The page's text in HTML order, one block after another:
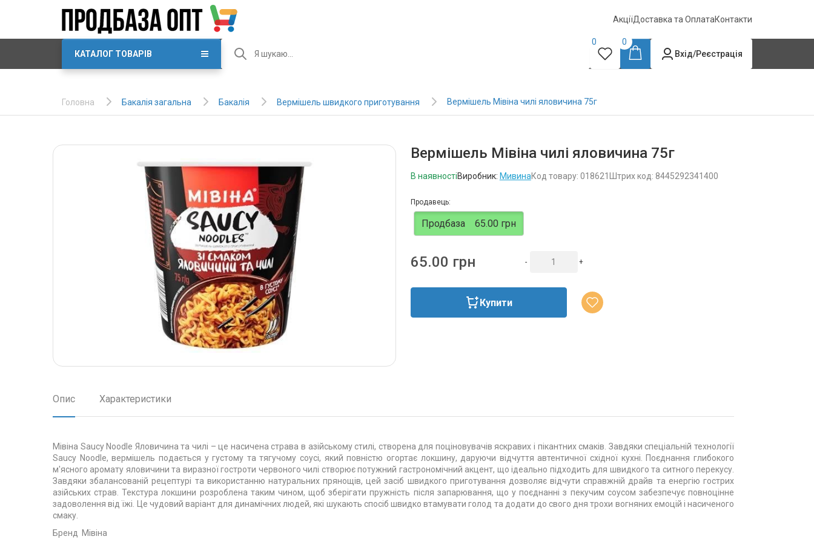
АкціїДоставка та ОплатаКонтакти
КАТАЛОГ ТОВАРІВ
0
0
Вхід/Реєстрація
Головна Бакалія загальна Бакалія Вермішель швидкого приготування Вермішель Мівіна чилі яловичина 75г
Вермішель Мівіна чилі яловичина 75г
В наявностіВиробник: МивинаКод товару: 018621 Штрих код: 8445292341400
Продавець:
Продбаза 65.00 грн
65.00 грн - +
Купити
Опис Характеристики
Мівіна Saucy Noodle Яловичина та чилі – це насичена страва в азійському стилі, створена для поціновувачів яскравих і пікантних смаків. Завдяки спеціальній технології
Saucy Noodle, вермішель подається у густому та тягучому соусі, який повністю огортає локшину, даруючи відчуття автентичної східної кухні. Поєднання глибокого
м'ясного аромату яловичини та виразної гостроти червоного чилі створює потужний гастрономічний акцент, що ідеально підходить для швидкого та ситного перекусу.
Завдяки збалансованій рецептурі та використанню натуральних прянощів, цей засіб швидкого приготування дозволяє відчути справжній драйв та енергію гострих
азійських страв. Текстура локшини розроблена таким чином, щоб зберігати пружність після запарювання, що у поєднанні з пекучим соусом забезпечує повноцінне
задоволення від їжі. Це чудовий варіант для динамічних людей, які шукають спосіб швидко втамувати голод та додати до свого дня трохи вогняних емоцій і насиченого
смаку.
Бренд
Мівіна